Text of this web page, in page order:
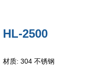
HL-2500
材质: 304 不锈钢